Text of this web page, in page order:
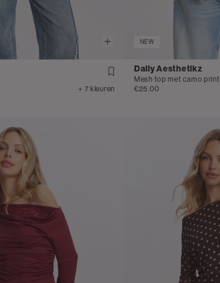
+ 7 kleuren
NEW
Daily Aesthetikz
Mesh top met camo print
€25.00